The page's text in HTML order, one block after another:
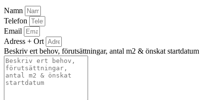
Namn
Telefon
Email
Adress + Ort
Beskriv ert behov, förutsättningar, antal m2 & önskat startdatum